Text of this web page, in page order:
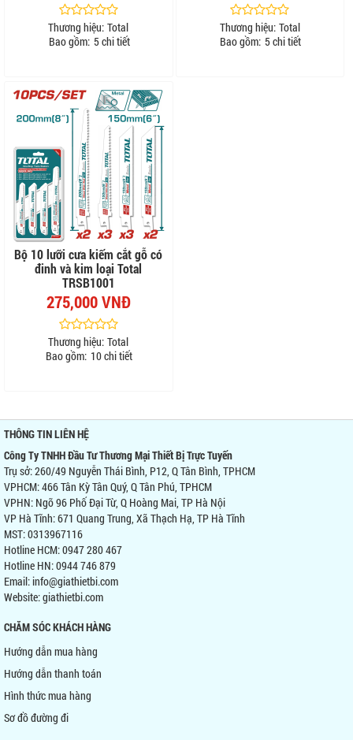
Thương hiệu: Total
Bao gồm: 5 chi tiết
Thương hiệu: Total
Bao gồm: 5 chi tiết
Bộ 10 lưỡi cưa kiếm cắt gỗ có
đinh và kim loại Total
TRSB1001
275,000 VNĐ
Thương hiệu: Total
Bao gồm: 10 chi tiết
THÔNG TIN LIÊN HỆ
Công Ty TNHH Đầu Tư Thương Mại Thiết Bị Trực Tuyến
Trụ sở: 260/49 Nguyễn Thái Bình, P12, Q Tân Bình, TPHCM
VPHCM: 466 Tân Kỳ Tân Quý, Q Tân Phú, TPHCM
VPHN: Ngõ 96 Phố Đại Từ, Q Hoàng Mai, TP Hà Nội
VP Hà Tĩnh: 671 Quang Trung, Xã Thạch Hạ, TP Hà Tĩnh
MST: 0313967116
Hotline HCM: 0947 280 467
Hotline HN: 0944 746 879
Email: info@giathietbi.com
Website:giathietbi.com
CHĂM SÓC KHÁCH HÀNG
Hướng dẫn mua hàng
Hướng dẫn thanh toán
Hình thức mua hàng
Sơ đồ đường đi